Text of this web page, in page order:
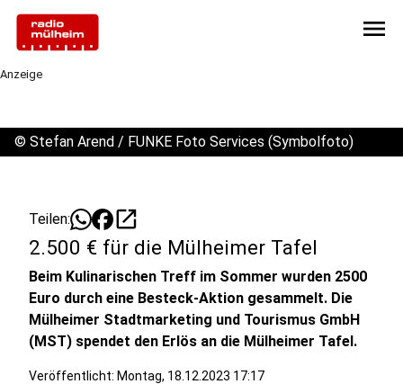
menu
Anzeige
© Stefan Arend / FUNKE Foto Services (Symbolfoto)
Teilen: open_in_new
2.500 € für die Mülheimer Tafel
Beim Kulinarischen Treff im Sommer wurden 2500
Euro durch eine Besteck-Aktion gesammelt. Die
Mülheimer Stadtmarketing und Tourismus GmbH
(MST) spendet den Erlös an die Mülheimer Tafel.
Veröffentlicht: Montag, 18.12.2023 17:17